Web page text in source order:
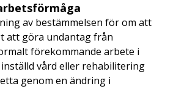
av bestämmelsen för om att
att göra undantag från
förekommande arbete i
vård eller rehabilitering
genom en ändring i